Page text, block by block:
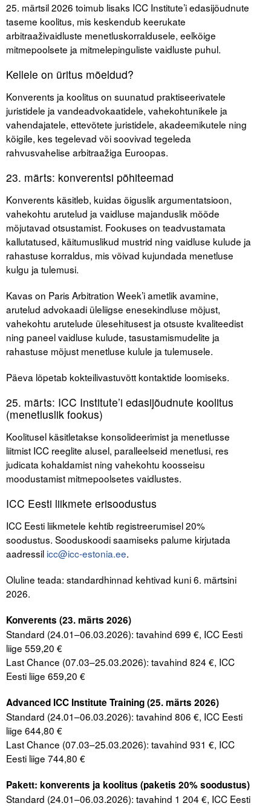
ICC WBO
ICC komisjonid
Videod
Kontakt
Oskusteave
Incoterms® 2020
Abimaterjalid
Projektid
25. märtsil 2026 toimub lisaks ICC Institute’i edasijõudnute
taseme koolitus, mis keskendub keerukate
arbitraaživaidluste menetluskorraldusele, eelkõige
mitmepoolsete ja mitmelepinguliste vaidluste puhul.
Kellele on üritus mõeldud?
Konverents ja koolitus on suunatud praktiseerivatele
juristidele ja vandeadvokaatidele, vahekohtunikele ja
vahendajatele, ettevõtete juristidele, akadeemikutele ning
kõigile, kes tegelevad või soovivad tegeleda
rahvusvahelise arbitraažiga Euroopas.
23. märts: konverentsi põhiteemad
Konverents käsitleb, kuidas õiguslik argumentatsioon,
vahekohtu arutelud ja vaidluse majanduslik mõõde
mõjutavad otsustamist. Fookuses on teadvustamata
kallutatused, käitumuslikud mustrid ning vaidluse kulude ja
rahastuse korraldus, mis võivad kujundada menetluse
kulgu ja tulemusi.
Kavas on Paris Arbitration Week’i ametlik avamine,
arutelud advokaadi üleliigse enesekindluse mõjust,
vahekohtu arutelude ülesehitusest ja otsuste kvaliteedist
ning paneel vaidluse kulude, tasustamismudelite ja
rahastuse mõjust menetluse kulule ja tulemusele.
Päeva lõpetab kokteilivastuvõtt kontaktide loomiseks.
25. märts: ICC Institute’i edasijõudnute koolitus
(menetluslik fookus)
Koolitusel käsitletakse konsolideerimist ja menetlusse
liitmist ICC reeglite alusel, paralleelseid menetlusi, res
judicata kohaldamist ning vahekohtu koosseisu
moodustamist mitmepoolsetes vaidlustes.
ICC Eesti liikmete erisoodustus
ICC Eesti liikmetele kehtib registreerumisel 20%
soodustus. Sooduskoodi saamiseks palume kirjutada
aadressil icc@icc-estonia.ee.
Oluline teada: standardhinnad kehtivad kuni 6. märtsini
2026.
Konverents (23. märts 2026)
Standard (24.01–06.03.2026): tavahind 699 €, ICC Eesti
liige 559,20 €
Last Chance (07.03–25.03.2026): tavahind 824 €, ICC
Eesti liige 659,20 €
Advanced ICC Institute Training (25. märts 2026)
Standard (24.01–06.03.2026): tavahind 806 €, ICC Eesti
liige 644,80 €
Last Chance (07.03–25.03.2026): tavahind 931 €, ICC
Eesti liige 744,80 €
Pakett: konverents ja koolitus (paketis 20% soodustus)
Standard (24.01–06.03.2026): tavahind 1 204 €, ICC Eesti